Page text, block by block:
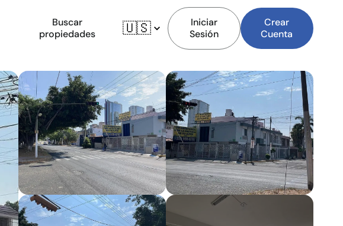
Buscar
propiedades
🇺🇸
Iniciar
Sesión
Crear
Cuenta